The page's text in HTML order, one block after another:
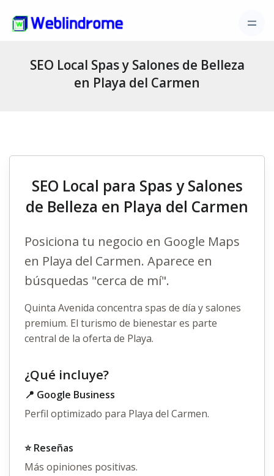
SEO Local Spas y Salones de Belleza
en Playa del Carmen
SEO Local para Spas y Salones
de Belleza en Playa del Carmen
Posiciona tu negocio en Google Maps
en Playa del Carmen. Aparece en
búsquedas "cerca de mí".
Quinta Avenida concentra spas de día y salones
premium. El turismo de bienestar es parte
central de la oferta de Playa.
¿Qué incluye?
📍 Google Business
Perfil optimizado para Playa del Carmen.
⭐ Reseñas
Más opiniones positivas.